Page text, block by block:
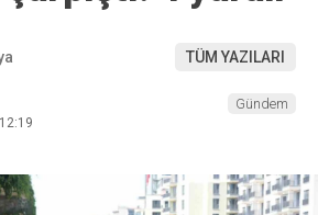
TÜM YAZILARI
Gündem